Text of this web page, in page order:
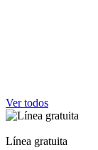
Ver todos
Línea gratuita